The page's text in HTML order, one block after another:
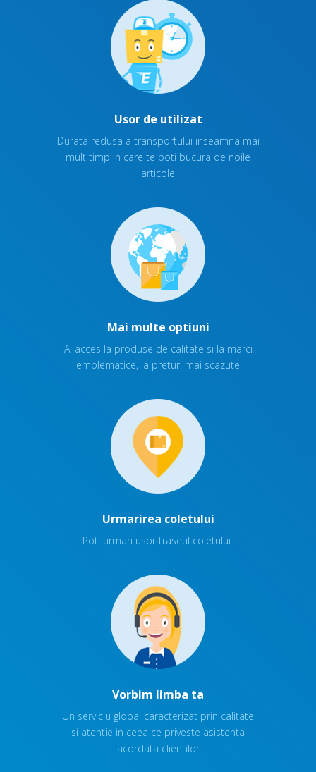
Usor de utilizat
Durata redusa a transportului inseamna mai
mult timp in care te poti bucura de noile
articole
Mai multe optiuni
Ai acces la produse de calitate si la marci
emblematice, la preturi mai scazute
Urmarirea coletului
Poti urmari usor traseul coletului
Vorbim limba ta
Un serviciu global caracterizat prin calitate
si atentie in ceea ce priveste asistenta
acordata clientilor